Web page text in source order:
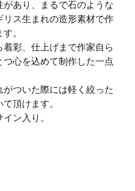
があり、まるで石のような
リス生まれの造形素材で作
。
着彩、仕上げまで作家自ら
つ心を込めて制作した一点
がついた際には軽く絞った
頂けます。
ン入り。